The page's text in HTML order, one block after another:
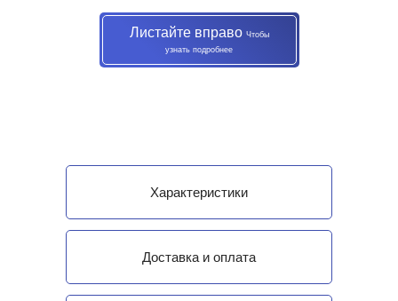
Листайте вправо Чтобы
узнать подробнее
Характеристики
Доставка и оплата